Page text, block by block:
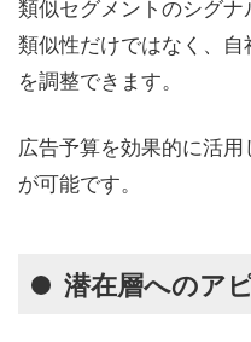
類似セグメントのシグ
類似性だけではなく、
を調整できます。
広告予算を効果的に活
が可能です。
潜在層へのア